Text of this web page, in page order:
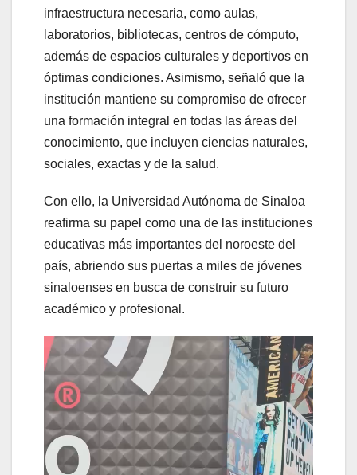
infraestructura necesaria, como aulas,
laboratorios, bibliotecas, centros de cómputo,
además de espacios culturales y deportivos en
óptimas condiciones. Asimismo, señaló que la
institución mantiene su compromiso de ofrecer
una formación integral en todas las áreas del
conocimiento, que incluyen ciencias naturales,
sociales, exactas y de la salud.
Con ello, la Universidad Autónoma de Sinaloa
reafirma su papel como una de las instituciones
educativas más importantes del noroeste del
país, abriendo sus puertas a miles de jóvenes
sinaloenses en busca de construir su futuro
académico y profesional.